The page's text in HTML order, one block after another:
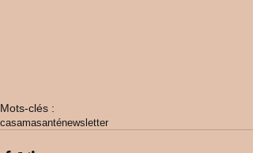
Mots-clés :
casamasanténewsletter